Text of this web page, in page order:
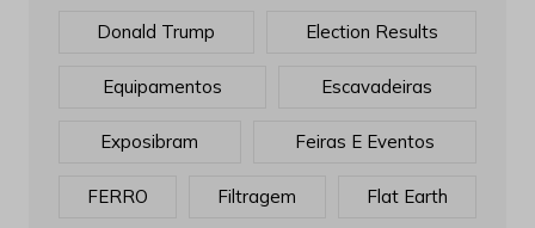
Donald Trump Election Results
Equipamentos Escavadeiras
Exposibram Feiras E Eventos
FERRO Filtragem Flat Earth